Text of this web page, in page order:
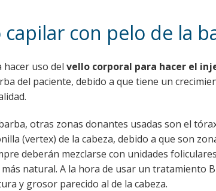
con pelo de la
hacer uso del vello corporal para hacer el
del paciente, debido a que tiene un
otras zonas donantes usadas son el
(vertex) de la cabeza, debido a que son
deberán mezclarse con unidades
natural. A la hora de usar un tratamiento
y grosor parecido al de la cabeza.